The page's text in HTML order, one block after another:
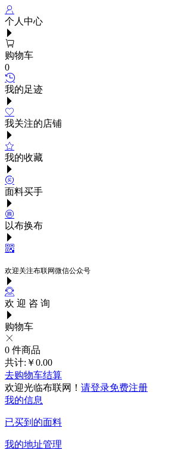
个人中心
购物车
0
我的足迹
我关注的店铺
我的收藏
面料买手
以布换布
欢迎关注布联网微信公众号
欢 迎 咨 询
购物车
0 件商品
共计: ￥0.00
去购物车结算
欢迎光临布联网！ 请登录免费注册
我的信息
已买到的面料
我的地址管理